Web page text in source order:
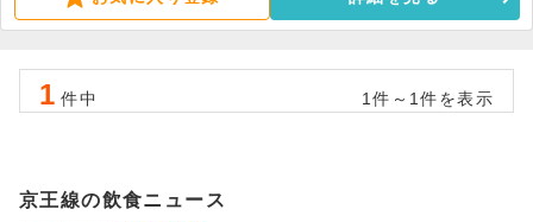
1 件中 1件～1件を表示
京王線の飲食ニュース